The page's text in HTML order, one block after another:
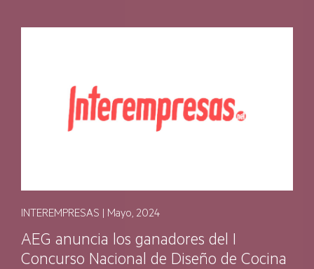
INTEREMPRESAS | Mayo, 2024
AEG anuncia los ganadores del I
Concurso Nacional de Diseño de Cocina